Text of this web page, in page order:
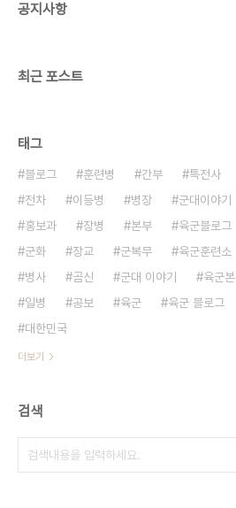
공지사항
최근 포스트
태그
블로그 훈련병 간부 특전사
전차
이등병 병장 군대이야기
홍보과
장병 본부 육군블로그
군화
장교 군복무 육군훈련소
병사
곰신 군대 이야기 육군
일병
공보 육군 육군 블로그
대한민국
더보기
검색